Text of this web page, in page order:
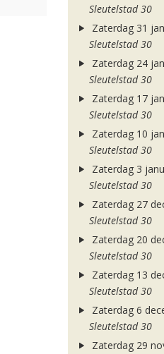
Sleutelstad 30
Zaterdag 31
Sleutelstad 30
Zaterdag 24
Sleutelstad 30
Zaterdag 17
Sleutelstad 30
Zaterdag 10
Sleutelstad 30
Zaterdag 3
Sleutelstad 30
Zaterdag 27
Sleutelstad 30
Zaterdag 20
Sleutelstad 30
Zaterdag 13
Sleutelstad 30
Zaterdag 6
Sleutelstad 30
Zaterdag 29